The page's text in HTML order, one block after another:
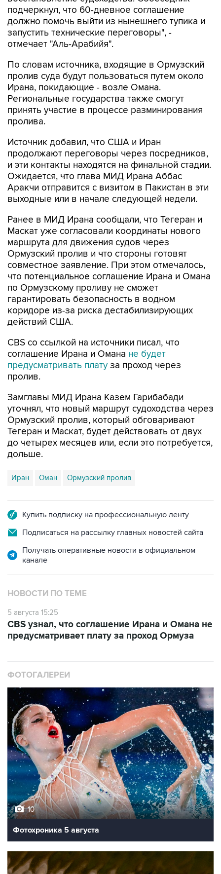
подчеркнул, что 60-дневное соглашение
должно помочь выйти из нынешнего тупика и
запустить технические переговоры", -
отмечает "Аль-Арабийя".
По словам источника, входящие в Ормузский
пролив суда будут пользоваться путем около
Ирана, покидающие - возле Омана.
Региональные государства также смогут
принять участие в процессе разминирования
пролива.
Источник добавил, что США и Иран
продолжают переговоры через посредников,
и эти контакты находятся на финальной стадии.
Ожидается, что глава МИД Ирана Аббас
Аракчи отправится с визитом в Пакистан в эти
выходные или в начале следующей недели.
Ранее в МИД Ирана сообщали, что Тегеран и
Маскат уже согласовали координаты нового
маршрута для движения судов через
Ормузский пролив и что стороны готовят
совместное заявление. При этом отмечалось,
что потенциальное соглашение Ирана и Омана
по Ормузскому проливу не сможет
гарантировать безопасность в водном
коридоре из-за риска дестабилизирующих
действий США.
CBS со ссылкой на источники писал, что
соглашение Ирана и Омана не будет
предусматривать плату за проход через
пролив.
Замглавы МИД Ирана Казем Гарибабади
уточнял, что новый маршрут судоходства через
Ормузский пролив, который обговаривают
Тегеран и Маскат, будет действовать от двух
до четырех месяцев или, если это потребуется,
дольше.
Иран Оман Ормузский пролив
Купить подписку на профессиональную ленту
Подписаться на рассылку главных новостей сайта
Получать оперативные новости в официальном
канале
НОВОСТИ ПО ТЕМЕ
5 августа 15:25
CBS узнал, что соглашение Ирана и Омана не
предусматривает плату за проход Ормуза
ФОТОГАЛЕРЕИ
10
Фотохроника 5 августа